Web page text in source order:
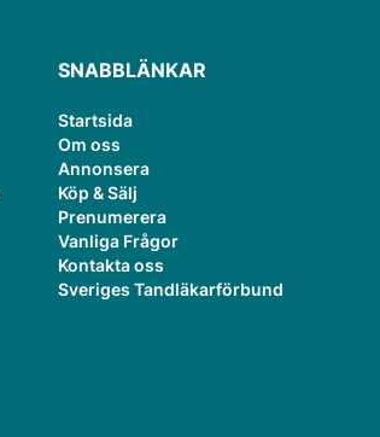
SNABBLÄNKAR
Startsida
Om oss
Annonsera
Köp & Sälj
Prenumerera
Vanliga Frågor
Kontakta oss
Sveriges Tandläkarförbund